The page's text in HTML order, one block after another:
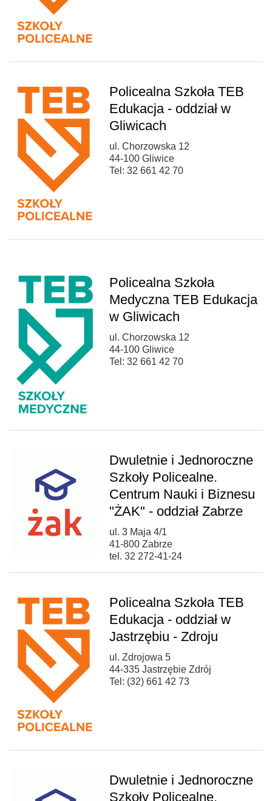
Policealna Szkoła TEB
Edukacja - oddział w
Gliwicach
ul. Chorzowska 12
44-100 Gliwice
Tel: 32 661 42 70
Policealna Szkoła
Medyczna TEB Edukacja
w Gliwicach
ul. Chorzowska 12
44-100 Gliwice
Tel: 32 661 42 70
Dwuletnie i Jednoroczne
Szkoły Policealne.
Centrum Nauki i Biznesu
"ŻAK" - oddział Zabrze
ul. 3 Maja 4/1
41-800 Zabrze
tel. 32 272-41-24
Policealna Szkoła TEB
Edukacja - oddział w
Jastrzębiu - Zdroju
ul. Zdrojowa 5
44-335 Jastrzębie Zdrój
Tel: (32) 661 42 73
Dwuletnie i Jednoroczne
Szkoły Policealne.